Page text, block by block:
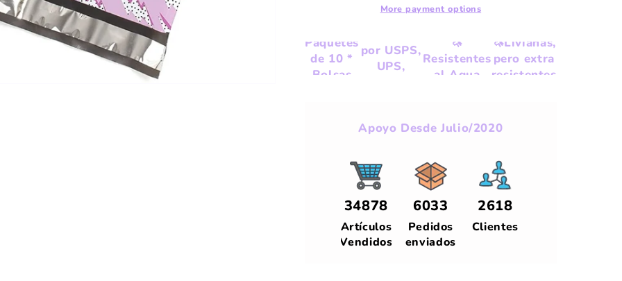
More payment options
Paquetes
de 10 *
Bolsas
🦄
por USPS,
UPS,
🦄
Resistentes
al Agua
🦄Livianas,
pero extra
resistentes
Apoyo Desde Julio/2020
34878
Artículos
Vendidos
6033
Pedidos
enviados
2618
Clientes